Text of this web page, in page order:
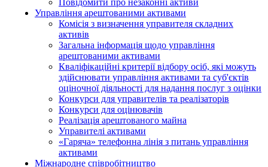
Повідомити про незаконні активи
Управління арештованими активами
Комісія з визначення управителя складних
активів
Загальна інформація щодо управління
арештованими активами
Кваліфікаційні критерії відбору осіб, які можуть
здiйснювати управління активами та суб'єктів
оціночної діяльності для надання послуг з оцінки
Конкурси для управителів та реалізаторів
Конкурси для оцінювачів
Реалізація арештованого майна
Управителі активами
«Гаряча» телефонна лінія з питань управління
активами
Міжнародне співробітництво